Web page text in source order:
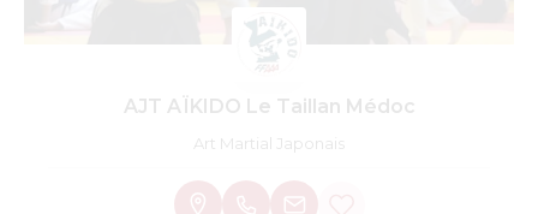
AJT AÏKIDO Le Taillan Médoc
Art Martial Japonais